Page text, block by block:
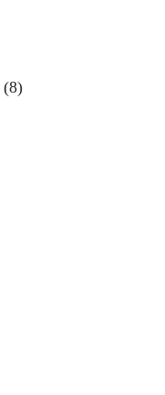
(8)